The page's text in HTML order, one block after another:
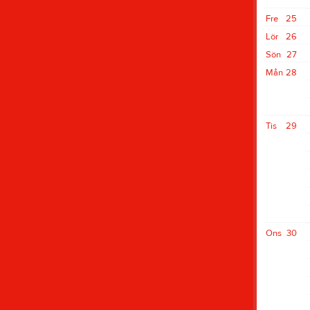
25
Fre
26
Lör
27
Sön
28
Mån
29
Tis
30
Ons